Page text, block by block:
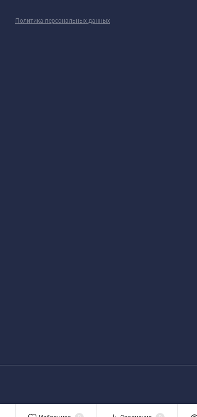
Политика персональных данных